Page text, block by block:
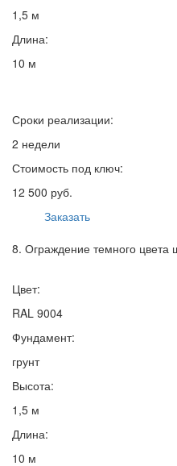
1,5 м
Длина:
10 м
Сроки реализации:
2 недели
Стоимость под ключ:
12 500 руб.
Заказать
8. Ограждение темного цвета
Цвет:
RAL 9004
Фундамент:
грунт
Высота:
1,5 м
Длина:
10 м